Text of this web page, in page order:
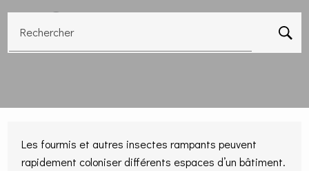
Rechercher
Les fourmis et autres insectes rampants peuvent
rapidement coloniser différents espaces d’un bâtiment.